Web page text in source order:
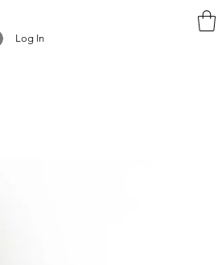
Log In